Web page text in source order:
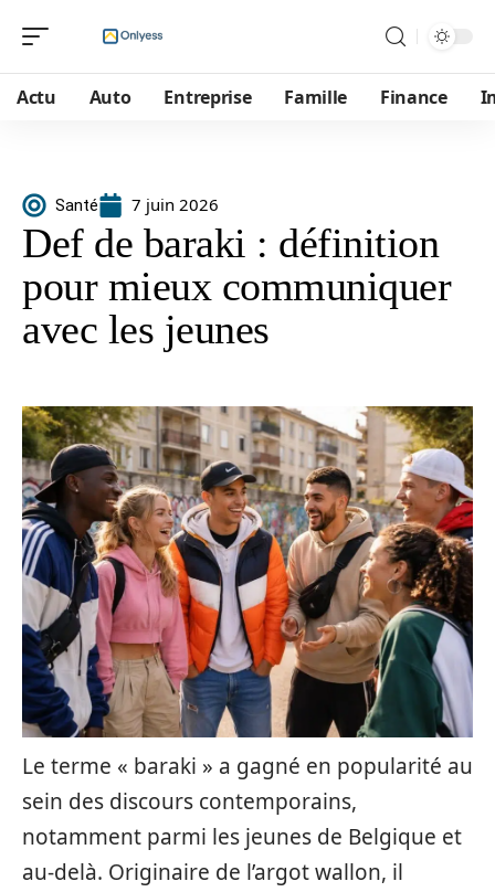
Actu Auto Entreprise Famille Finance
Santé 7 juin 2026
Def de baraki : définition
pour mieux communiquer
avec les jeunes
Le terme « baraki » a gagné en popularité au
sein des discours contemporains,
notamment parmi les jeunes de Belgique et
au-delà. Originaire de l’argot wallon, il